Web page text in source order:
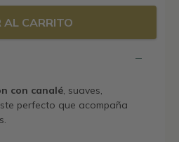
es:
15,12€.
AL CARRITO
con canalé, suaves,
perfecto que acompaña